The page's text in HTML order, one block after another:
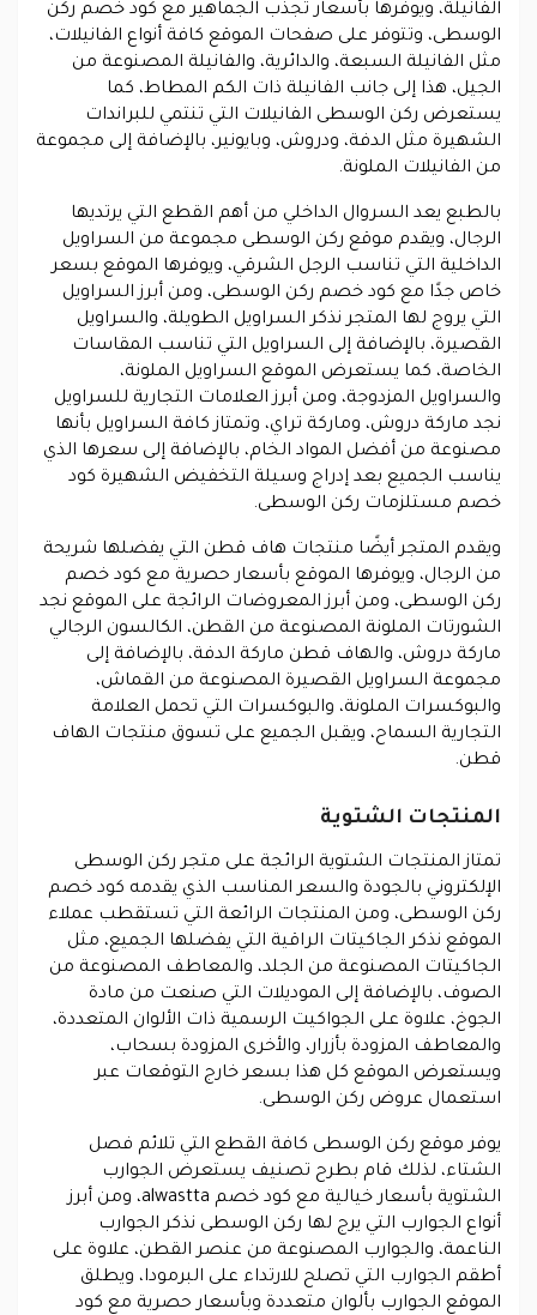
الفانيلة، ويوفرها بأسعار تجذب الجماهير مع كود خصم ركن
الوسطى، وتتوفر على صفحات الموقع كافة أنواع الفانيلات،
مثل الفانيلة السبعة، والدائرية، والفانيلة المصنوعة من
الجيل، هذا إلى جانب الفانيلة ذات الكم المطاط، كما
يستعرض ركن الوسطى الفانيلات التي تنتمي للبراندات
الشهيرة مثل الدفة، ودروش، وبايونير، بالإضافة إلى مجموعة
من الفانيلات الملونة.
بالطبع يعد السروال الداخلي من أهم القطع التي يرتديها
الرجال، ويقدم موقع ركن الوسطى مجموعة من السراويل
الداخلية التي تناسب الرجل الشرقي، ويوفرها الموقع بسعر
خاص جدًا مع كود خصم ركن الوسطى، ومن أبرز السراويل
التي يروج لها المتجر نذكر السراويل الطويلة، والسراويل
القصيرة، بالإضافة إلى السراويل التي تناسب المقاسات
الخاصة، كما يستعرض الموقع السراويل الملونة،
والسراويل المزدوجة، ومن أبرز العلامات التجارية للسراويل
نجد ماركة دروش، وماركة تراي، وتمتاز كافة السراويل بأنها
مصنوعة من أفضل المواد الخام، بالإضافة إلى سعرها الذي
يناسب الجميع بعد إدراج وسيلة التخفيض الشهيرة كود
خصم مستلزمات ركن الوسطى.
ويقدم المتجر أيضًا منتجات هاف قطن التي يفضلها شريحة
من الرجال، ويوفرها الموقع بأسعار حصرية مع كود خصم
ركن الوسطى، ومن أبرز المعروضات الرائجة على الموقع نجد
الشورتات الملونة المصنوعة من القطن، الكالسون الرجالي
ماركة دروش، والهاف قطن ماركة الدفة، بالإضافة إلى
مجموعة السراويل القصيرة المصنوعة من القماش،
والبوكسرات الملونة، والبوكسرات التي تحمل العلامة
التجارية السماح، ويقبل الجميع على تسوق منتجات الهاف
قطن.
المنتجات الشتوية
تمتاز المنتجات الشتوية الرائجة على متجر ركن الوسطى
الإلكتروني بالجودة والسعر المناسب الذي يقدمه كود خصم
ركن الوسطى، ومن المنتجات الرائعة التي تستقطب عملاء
الموقع نذكر الجاكيتات الراقية التي يفضلها الجميع، مثل
الجاكيتات المصنوعة من الجلد، والمعاطف المصنوعة من
الصوف، بالإضافة إلى الموديلات التي صنعت من مادة
الجوخ، علاوة على الجواكيت الرسمية ذات الألوان المتعددة،
والمعاطف المزودة بأزرار، والأخرى المزودة بسحاب،
ويستعرض الموقع كل هذا بسعر خارج التوقعات عبر
استعمال عروض ركن الوسطى.
يوفر موقع ركن الوسطى كافة القطع التي تلائم فصل
الشتاء، لذلك قام بطرح تصنيف يستعرض الجوارب
الشتوية بأسعار خيالية مع كود خصم alwastta، ومن أبرز
أنواع الجوارب التي يرج لها ركن الوسطى نذكر الجوارب
الناعمة، والجوارب المصنوعة من عنصر القطن، علاوة على
أطقم الجوارب التي تصلح للارتداء على البرمودا، ويطلق
الموقع الجوارب بألوان متعددة وبأسعار حصرية مع كود